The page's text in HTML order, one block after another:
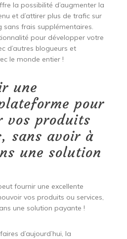
la possibilité d’augmenter la
et d’attirer plus de trafic sur
sans frais supplémentaires.
pour développer votre
d’autres blogueurs et
le monde entier !
une
pour
vos produits
sans avoir à
une solution
fournir une excellente
vos produits ou services,
une solution payante !
d’aujourd’hui, la